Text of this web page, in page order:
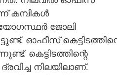
കമ്പികൾ
ജോലി
ഓഫീസ്
കെട്ടിടത്തിന്റെ
നിലയിലാണ്.